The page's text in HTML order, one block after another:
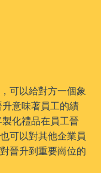
可以給對方一個象
意味著員工的績
化禮品在員工晉
可以對其他企業員
晉升到重要崗位的